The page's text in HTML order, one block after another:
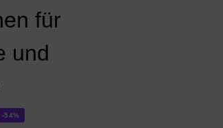
für
und
-54%